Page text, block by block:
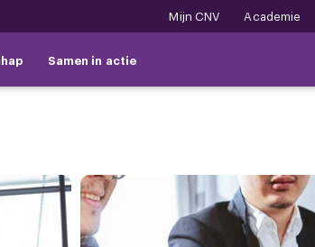
Mijn CNV Academie
Samen in actie